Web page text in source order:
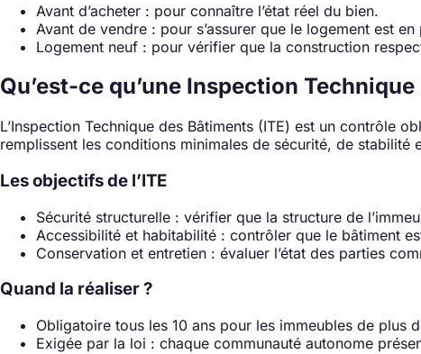
Avant d’acheter : pour connaître l’état réel du bien.
Avant de vendre : pour s’assurer que le logement est
Logement neuf : pour vérifier que la construction
Qu’est-ce qu’une Inspection
L’Inspection Technique des Bâtiments (ITE) est un contrôle
remplissent les conditions minimales de sécurité, de stabilité
Les objectifs de l’ITE
Sécurité structurelle : vérifier que la structure de
Accessibilité et habitabilité : contrôler que le bâtiment
Conservation et entretien : évaluer l’état des parties
Quand la réaliser ?
Obligatoire tous les 10 ans pour les immeubles de plus
Exigée par la loi : chaque communauté autonome